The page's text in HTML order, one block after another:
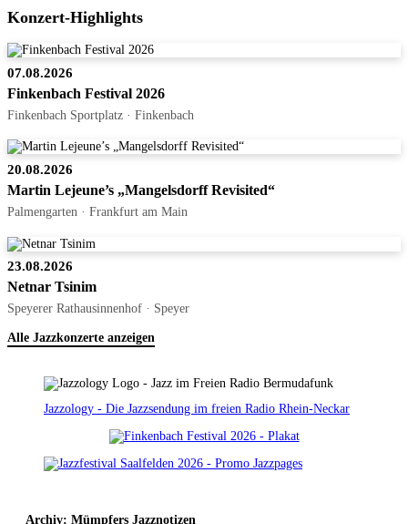
Konzert-Highlights
07.08.2026
Finkenbach Festival 2026
Finkenbach Sportplatz · Finkenbach
20.08.2026
Martin Lejeune’s „Mangelsdorff Revisited“
Palmengarten · Frankfurt am Main
23.08.2026
Netnar Tsinim
Speyerer Rathausinnenhof · Speyer
Alle Jazzkonzerte anzeigen
Jazzology - Die Jazzsendung im freien Radio Rhein-Neckar
Archiv: Mümpfers Jazznotizen